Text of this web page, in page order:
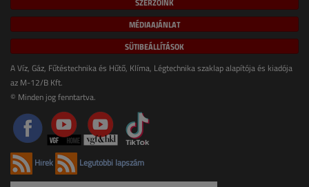
MÉDIAAJÁNLAT
SÜTIBEÁLLÍTÁSOK
A Víz, Gáz, Fűtéstechnika és Hűtő, Klíma, Légtechnika szaklap alapítója és kiadója
az M-12/B Kft.
© Minden jog fenntartva.
Hírek Legutóbbi lapszám